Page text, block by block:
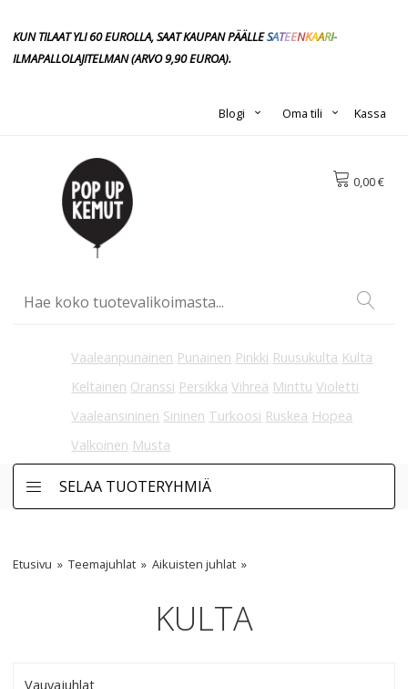
KUN TILAAT YLI 60 EUROLLA, SAAT KAUPAN PÄÄLLESATEENKAARI-
ILMAPALLOLAJITELMAN(ARVO 9,90EUROA).
Kassa
Oma tili
Blogi
0,00 €
Vaaleanpunainen Punainen Pinkki Ruusukulta Kulta
Keltainen Oranssi Persikka Vihreä Minttu Violetti
Vaaleansininen Sininen Turkoosi Ruskea Hopea
Valkoinen Musta
SELAA TUOTERYHMIÄ
Etusivu Teemajuhlat Aikuisten juhlat
KULTA
Vauvajuhlat